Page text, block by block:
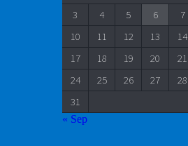
3
4 5 6 7
10
11 12 13 14
17
18 19 20 21
24
25 26 27 28
31
« Sep